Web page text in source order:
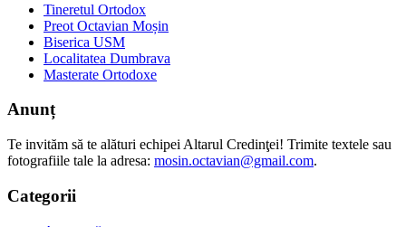
Tineretul Ortodox
Preot Octavian Moșin
Biserica USM
Localitatea Dumbrava
Masterate Ortodoxe
Anunț
Te invităm să te alături echipei Altarul Credinţei! Trimite textele sau
fotografiile tale la adresa: mosin.octavian@gmail.com.
Categorii